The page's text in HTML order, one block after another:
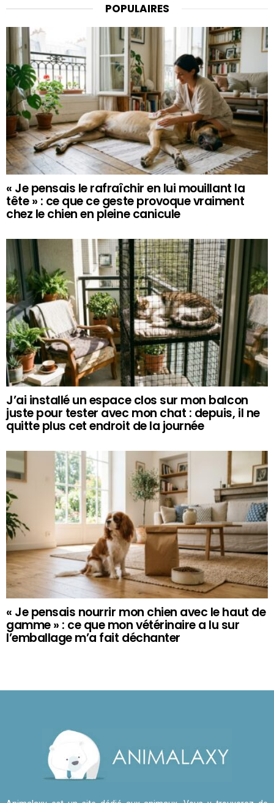
POPULAIRES
« Je pensais le rafraîchir en lui mouillant la
tête » : ce que ce geste provoque vraiment
chez le chien en pleine canicule
J’ai installé un espace clos sur mon balcon
juste pour tester avec mon chat : depuis, il ne
quitte plus cet endroit de la journée
« Je pensais nourrir mon chien avec le haut de
gamme » : ce que mon vétérinaire a lu sur
l’emballage m’a fait déchanter